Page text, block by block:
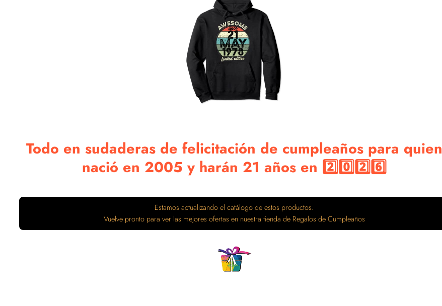
Todo en sudaderas de felicitación de cumpleaños para quien
nació en 2005 y harán 21 años en 2️⃣0️⃣2️⃣6️⃣
Estamos actualizando el catálogo de estos productos.
Vuelve pronto para ver las mejores ofertas en nuestra tienda de Regalos de Cumpleaños